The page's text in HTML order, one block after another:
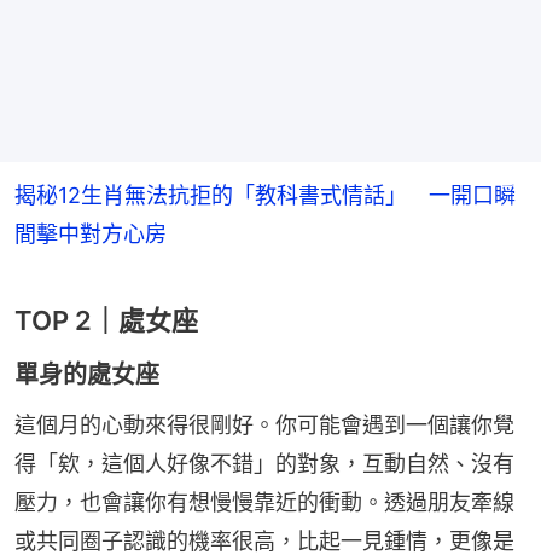
揭秘12生肖無法抗拒的「教科書式情話」 一開口瞬
間擊中對方心房
TOP 2｜處女座
單身的處女座
這個月的心動來得很剛好。你可能會遇到一個讓你覺
得「欸，這個人好像不錯」的對象，互動自然、沒有
壓力，也會讓你有想慢慢靠近的衝動。透過朋友牽線
或共同圈子認識的機率很高，比起一見鍾情，更像是